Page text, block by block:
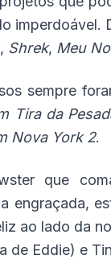
, Shrek, Meu
sempre
Tira da
Nova York 2.
que
engraçada,
ao lado da
de Eddie) e